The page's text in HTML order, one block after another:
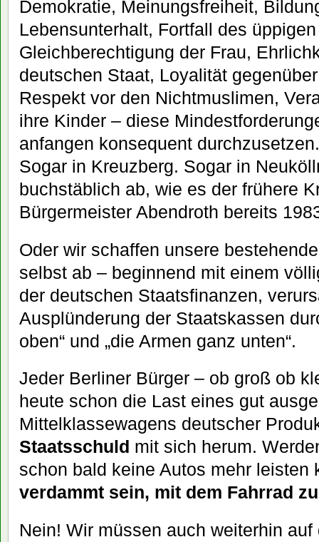
Demokratie, Meinungsfreiheit,
Lebensunterhalt, Fortfall des
Gleichberechtigung der Frau,
deutschen Staat, Loyalität
Respekt vor den Nichtmuslimen,
ihre Kinder – diese
anfangen konsequent
Sogar in Kreuzberg. Sogar in
buchstäblich ab, wie es der frühere
Bürgermeister Abendroth bereits
Oder wir schaffen unsere
selbst ab – beginnend mit einem
der deutschen Staatsfinanzen,
Ausplünderung der Staatskassen
oben“ und „die Armen ganz unten“.
Jeder Berliner Bürger – ob groß ob
heute schon die Last eines gut
Mittelklassewagens deutscher
Staatsschuld mit sich herum.
schon bald keine Autos mehr leisten
verdammt sein, mit dem Fahrrad
Nein! Wir müssen auch weiterhin